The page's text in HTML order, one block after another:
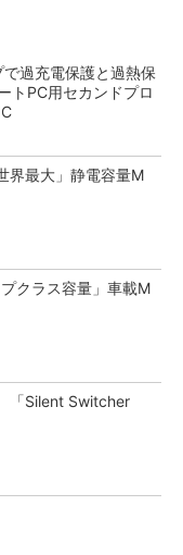
で過充電保護と過熱保
PC用セカンドプロ
界最大」静電容量M
クラス容量」車載M
「Silent Switcher